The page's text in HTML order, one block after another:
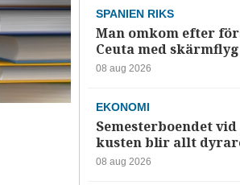
SPANIEN RIKS
Man omkom efter
Ceuta med
08 aug 2026
EKONOMI
Semesterboendet
kusten blir allt
08 aug 2026